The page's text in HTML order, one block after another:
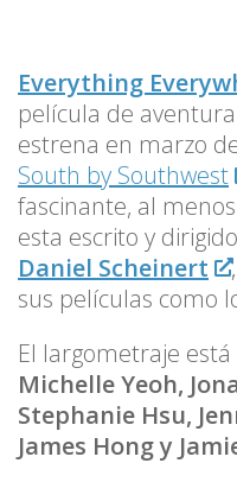
Everything
película de
estrena en marzo
South by Southwest
fascinante, al
esta escrito y
Daniel Scheinert
sus películas como
El largometraje
Michelle Yeoh,
Stephanie Hsu,
James Hong y